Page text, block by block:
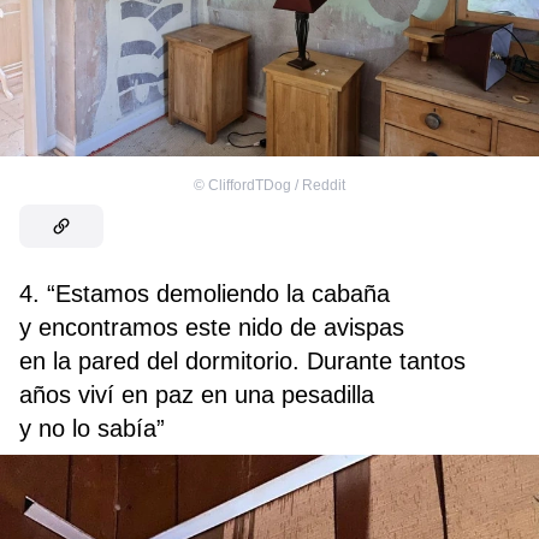
© CliffordTDog / Reddit
4. “Estamos demoliendo la cabaña
y encontramos este nido de avispas
en la pared del dormitorio. Durante tantos
años viví en paz en una pesadilla
y no lo sabía”